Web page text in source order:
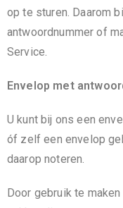
op te sturen. Daarom
antwoordnummer of
Service.
Envelop met
U kunt bij ons een
óf zelf een envelop
daarop noteren.
Door gebruik te